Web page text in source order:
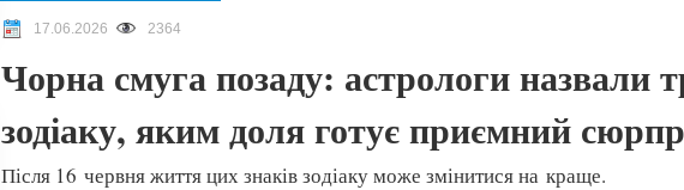
17.06.2026 2364
Чорна смуга позаду: астрологи назвали
зодіаку, яким доля готує приємний
Після 16 червня життя цих знаків зодіаку може змінитися на краще.